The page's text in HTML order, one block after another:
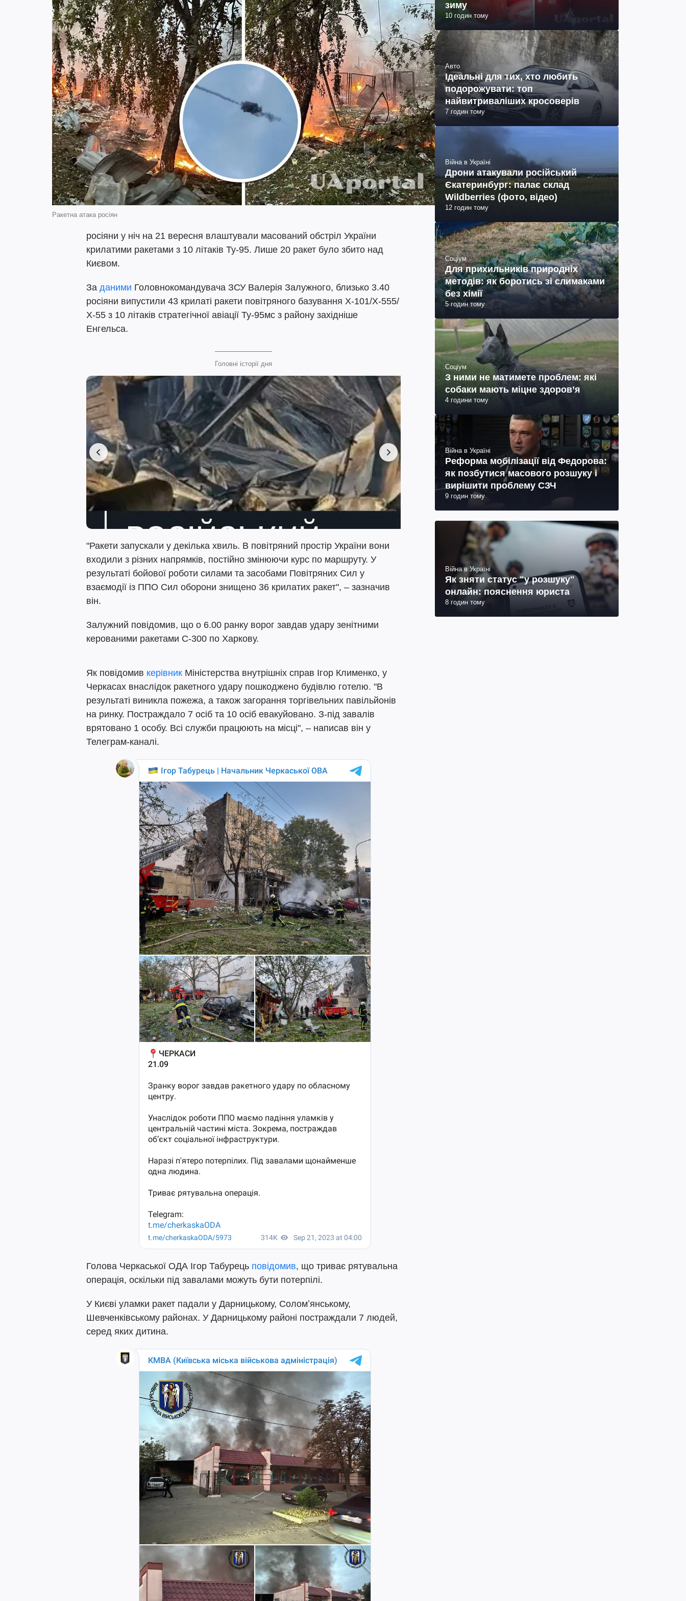
Ракетна атака росіян
росіяни у ніч на 21 вересня влаштували масований обстріл України
крилатими ракетами з 10 літаків Ту-95. Лише 20 ракет було збито над
Києвом.
За даними Головнокомандувача ЗСУ Валерія Залужного, близько 3.40
росіяни випустили 43 крилаті ракети повітряного базування Х-101/Х-555/
Х-55 з 10 літаків стратегічної авіації Ту-95мс з району західніше
Енгельса.
Головні історії дня
"Ракети запускали у декілька хвиль. В повітряний простір України вони
входили з різних напрямків, постійно змінюючи курс по маршруту. У
результаті бойової роботи силами та засобами Повітряних Сил у
взаємодії із ППО Сил оборони знищено 36 крилатих ракет", – зазначив
він.
Залужний повідомив, що о 6.00 ранку ворог завдав удару зенітними
керованими ракетами С-300 по Харкову.
Як повідомив керівник Міністерства внутрішніх справ Ігор Клименко, у
Черкасах внаслідок ракетного удару пошкоджено будівлю готелю. "В
результаті виникла пожежа, а також загорання торгівельних павільйонів
на ринку. Постраждало 7 осіб та 10 осіб евакуйовано. З-під завалів
врятовано 1 особу. Всі служби працюють на місці", – написав він у
Телеграм-каналі.
Голова Черкаської ОДА Ігор Табурець повідомив, що триває рятувальна
операція, оскільки під завалами можуть бути потерпілі.
У Києві уламки ракет падали у Дарницькому, Соломʼянському,
Шевченківському районах. У Дарницькому районі постраждали 7 людей,
серед яких дитина.
зиму
10 годин тому
Авто
Ідеальні для тих, хто любить
подорожувати: топ
найвитриваліших кросоверів
7 годин тому
Війна в Україні
Дрони атакували російський
Єкатеринбург: палає склад
Wildberries (фото, відео)
12 годин тому
Соціум
Для прихильників природніх
методів: як боротись зі слимаками
без хімії
5 годин тому
Соціум
З ними не матимете проблем: які
собаки мають міцне здоров’я
4 години тому
Війна в Україні
Реформа мобілізації від Федорова:
як позбутися масового розшуку і
вирішити проблему СЗЧ
9 годин тому
Війна в Україні
Як зняти статус "у розшуку"
онлайн: пояснення юриста
8 годин тому